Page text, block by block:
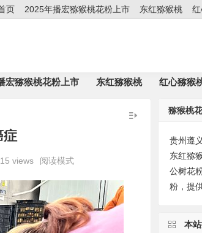
页 2025年播宏猕猴桃花粉上市 东红猕猴桃
宏猕猴桃花粉上市 东红猕猴桃 红心猕猴
症
views 阅读模式
猕猴桃
贵州遵
东红猕
公树花
粉，提
本